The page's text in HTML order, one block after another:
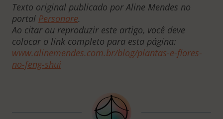
Texto original publicado por Aline Mendes no
portal Personare.
Ao citar ou reproduzir este artigo, você deve
colocar o link completo para esta página:
www.alinemendes.com.br/blog/plantas-e-flores-
no-feng-shui